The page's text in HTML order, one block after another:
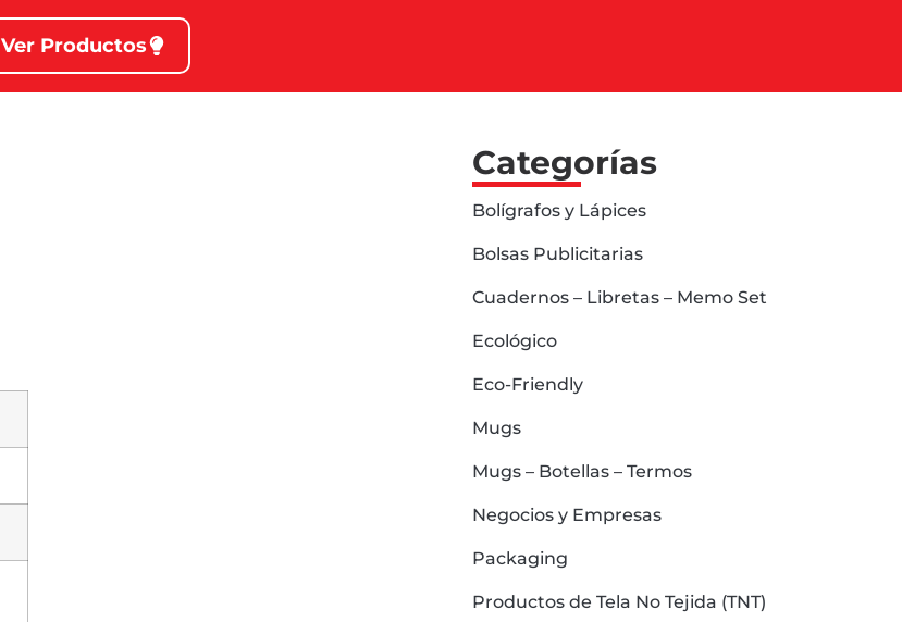
Ver Productos
Categorías
Bolígrafos y Lápices
Bolsas Publicitarias
Cuadernos – Libretas – Memo Set
Ecológico
Eco-Friendly
Mugs
Mugs – Botellas – Termos
Negocios y Empresas
Packaging
Productos de Tela No Tejida (TNT)